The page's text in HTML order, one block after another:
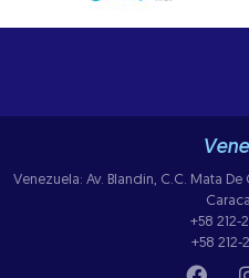
Venezuela: Av. Blandin, C.C. Mata De
+58
+58